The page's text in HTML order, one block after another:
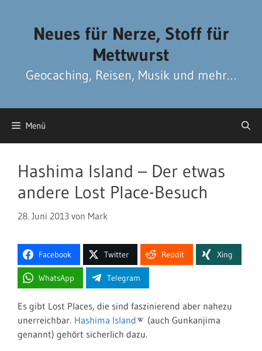
Neues für Nerze, Stoff für
Mettwurst
Geocaching, Reisen, Musik und mehr…
Menü
Hashima Island – Der etwas
andere Lost Place-Besuch
28. Juni 2013 von Mark
Facebook Twitter Reddit Xing
WhatsApp Telegram
Es gibt Lost Places, die sind faszinierend aber nahezu
unerreichbar. Hashima Island
(auch Gunkanjima
genannt) gehört sicherlich dazu.